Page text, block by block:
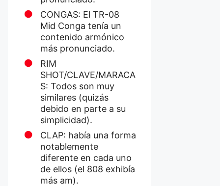
CONGAS: El TR-08
Mid Conga tenía un
contenido armónico
más pronunciado.
RIM
SHOT/CLAVE/MARACA
S: Todos son muy
similares (quizás
debido en parte a su
simplicidad).
CLAP: había una forma
notablemente
diferente en cada uno
de ellos (el 808 exhibía
más am).